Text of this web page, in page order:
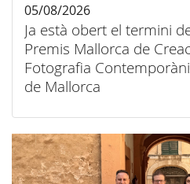
Ja està obert el termini
Premis Mallorca de
Fotografia
de Mallorca
05/08/2026